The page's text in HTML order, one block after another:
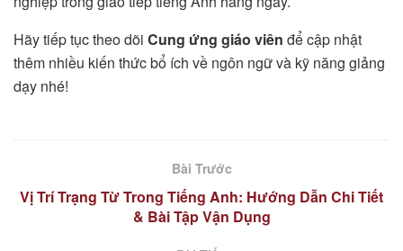
Hãy tiếp tục theo dõi Cung ứng giáo viên để cập nhật
thêm nhiều kiến thức bổ ích về ngôn ngữ và kỹ năng giảng
dạy nhé!
Bài Trước
Vị Trí Trạng Từ Trong Tiếng Anh: Hướng Dẫn Chi Tiết
& Bài Tập Vận Dụng